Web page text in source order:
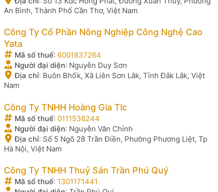
An Bình, Thành Phố Cần Thơ, Việt Nam
Công Ty Cổ Phần Nông Nghiệp Công Nghệ Cao
Yata
Mã số thuế: 6001837264
Người đại diện: Nguyễn Duy Sơn
Địa chỉ: Buôn Bhốk, Xã Liên Sơn Lắk, Tỉnh Đắk Lắk, Việt
Nam
Công Ty TNHH Hoàng Gia Tlc
Mã số thuế: 0111536244
Người đại diện: Nguyễn Văn Chỉnh
Địa chỉ: Số 5 Ngõ 28 Trần Điền, Phường Phương Liệt, Tp
Hà Nội, Việt Nam
Công Ty TNHH Thuỷ Sản Trần Phú Quý
Mã số thuế: 1301171441